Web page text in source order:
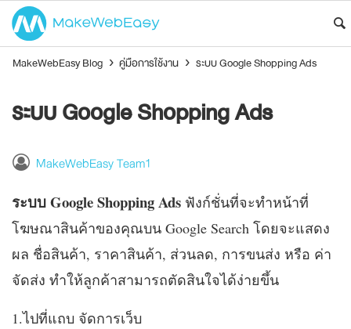
MakeWebEasy Blog › คู่มือการใช้งาน › ระบบ Google Shopping Ads
ระบบ Google Shopping Ads
MakeWebEasy Team1
ระบบ Google Shopping Ads ฟังก์ชั่นที่จะทำหน้าที่
โฆษณาสินค้าของคุณบน Google Search โดยจะแสดง
ผล ชื่อสินค้า, ราคาสินค้า, ส่วนลด, การขนส่ง หรือ ค่า
จัดส่ง ทำให้ลูกค้าสามารถตัดสินใจได้ง่ายขึ้น
1.ไปที่แถบ จัดการเว็บ